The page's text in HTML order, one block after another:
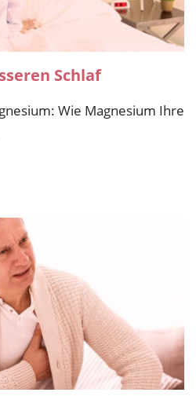
Schlaf
Wie Magnesium Ihre